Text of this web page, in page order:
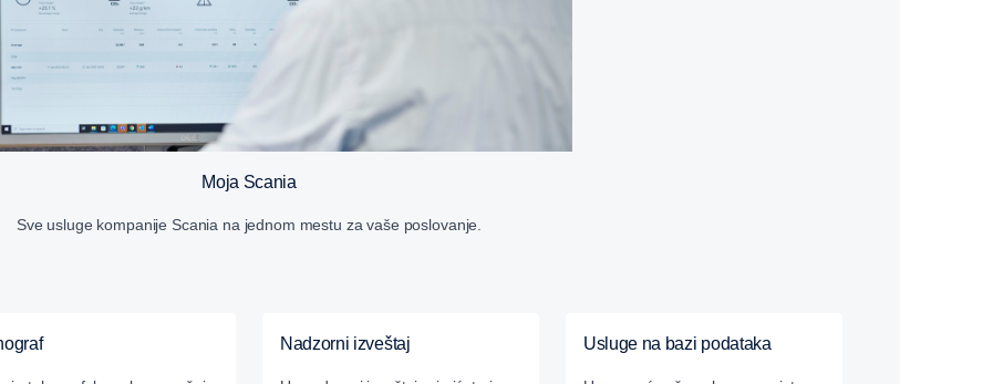
Moja Scania
Sve usluge kompanije Scania na jednom mestu za vaše poslovanje.
Nadzorni izveštaj Usluge na bazi podataka